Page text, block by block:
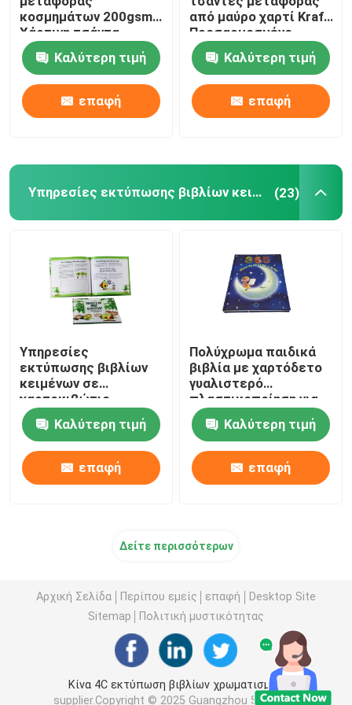
κοσμημάτων 200gsm
Χάρτινη τσάντα
δώρου με χερούλια
Καλύτερη τιμή
επαφή
από μαύρο χαρτί Kraft
Προσαρμοσμένο
χρώμα Patone
Καλύτερη τιμή
επαφή
Υπηρεσίες εκτύπωσης βιβλίων κειμένων (23)
Υπηρεσίες
εκτύπωσης βιβλίων
κειμένων σε
χαρτοκιβώτιο
εικόνων Υλικά από
σμάλτο χαρτί για
παιδιά
Καλύτερη τιμή
επαφή
Πολύχρωμα παιδικά
βιβλία με χαρτόδετο
γυαλιστερό
πλαστικοποίηση για
εκτύπωση
Καλύτερη τιμή
επαφή
Δείτε περισσότερων
Αρχική Σελίδα Περίπου εμείς επαφή
Desktop Site
Sitemap
Πολιτική μυστικότητας
Κίνα 4C εκτύπωση βιβλίων χρωματισμού
supplier.Copyright © 2025 Guangzhou Suichang